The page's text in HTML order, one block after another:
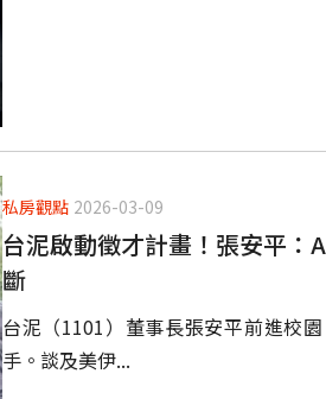
私房觀點 2026-03-09
台泥啟動徵才計畫！張安平
斷
台泥（1101）董事長張安平前進校
手。談及美伊...